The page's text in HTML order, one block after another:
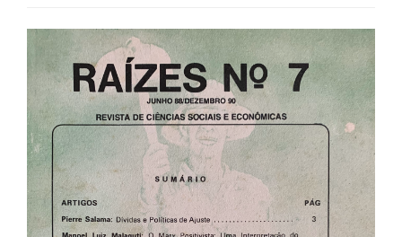
Barra
lateral
de
artigos